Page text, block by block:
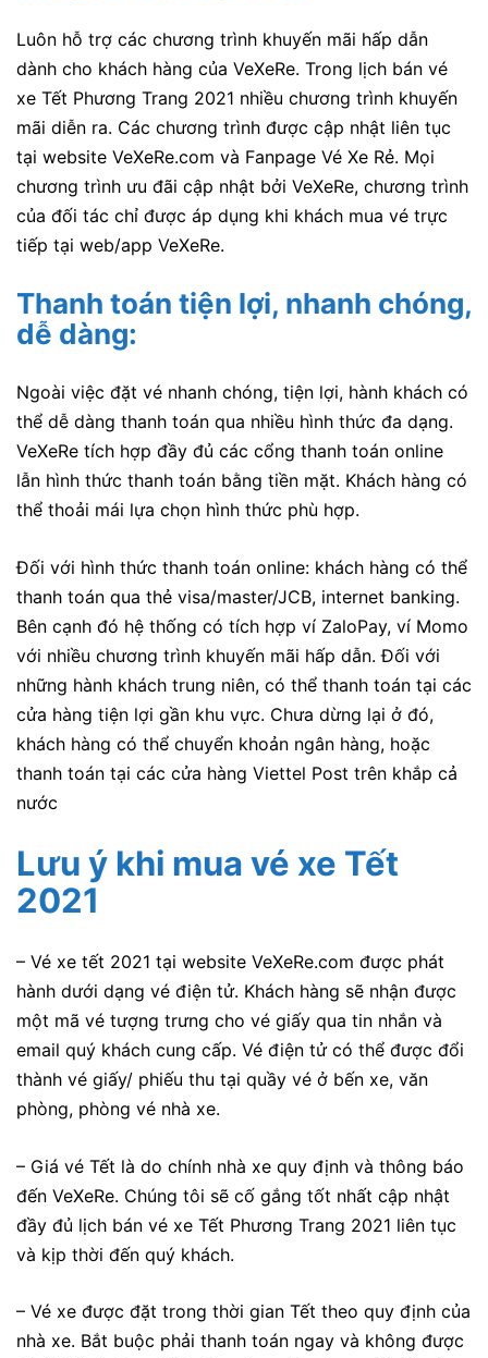
Luôn hỗ trợ các chương trình khuyến mãi hấp dẫn
dành cho khách hàng của VeXeRe. Trong lịch bán vé
xe Tết Phương Trang 2021 nhiều chương trình khuyến
mãi diễn ra. Các chương trình được cập nhật liên tục
tại website VeXeRe.com và Fanpage Vé Xe Rẻ. Mọi
chương trình ưu đãi cập nhật bởi VeXeRe, chương trình
của đối tác chỉ được áp dụng khi khách mua vé trực
tiếp tại web/app VeXeRe.
Thanh toán tiện lợi, nhanh chóng,
dễ dàng:
Ngoài việc đặt vé nhanh chóng, tiện lợi, hành khách có
thể dễ dàng thanh toán qua nhiều hình thức đa dạng.
VeXeRe tích hợp đầy đủ các cổng thanh toán online
lẫn hình thức thanh toán bằng tiền mặt. Khách hàng có
thể thoải mái lựa chọn hình thức phù hợp.
Đối với hình thức thanh toán online: khách hàng có thể
thanh toán qua thẻ visa/master/JCB, internet banking.
Bên cạnh đó hệ thống có tích hợp ví ZaloPay, ví Momo
với nhiều chương trình khuyến mãi hấp dẫn. Đối với
những hành khách trung niên, có thể thanh toán tại các
cửa hàng tiện lợi gần khu vực. Chưa dừng lại ở đó,
khách hàng có thể chuyển khoản ngân hàng, hoặc
thanh toán tại các cửa hàng Viettel Post trên khắp cả
nước
Lưu ý khi mua vé xe Tết
2021
– Vé xe tết 2021 tại website VeXeRe.com được phát
hành dưới dạng vé điện tử. Khách hàng sẽ nhận được
một mã vé tượng trưng cho vé giấy qua tin nhắn và
email quý khách cung cấp. Vé điện tử có thể được đổi
thành vé giấy/ phiếu thu tại quầy vé ở bến xe, văn
phòng, phòng vé nhà xe.
– Giá vé Tết là do chính nhà xe quy định và thông báo
đến VeXeRe. Chúng tôi sẽ cố gắng tốt nhất cập nhật
đầy đủ lịch bán vé xe Tết Phương Trang 2021 liên tục
và kịp thời đến quý khách.
– Vé xe được đặt trong thời gian Tết theo quy định của
nhà xe. Bắt buộc phải thanh toán ngay và không được